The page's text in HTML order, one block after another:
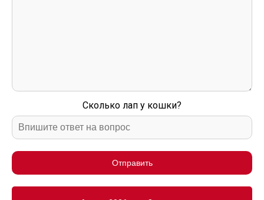
Сколько лап у кошки?
Отправить